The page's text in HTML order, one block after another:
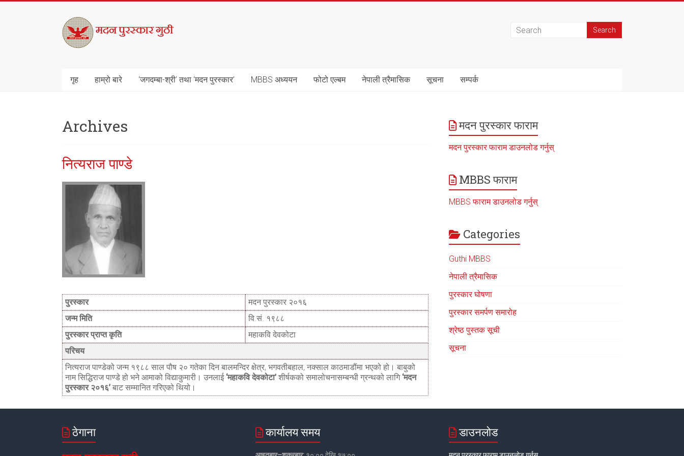
मदन
पुरस्कार
गुठी
गृह हाम्रो बारे ‘जगदम्बा-श्री’ तथा ‘मदन पुरस्कार’ MBBS अध्ययन फोटो एल्बम नेपाली त्रैमासिक सूचना सम्पर्क
Archives
नित्यराज पाण्डे
पुरस्कार
मदन पुरस्कार २०१६
जन्म मिति
वि.सं. १९८८
पुरस्कार प्राप्त कृति
महाकवि देवकोटा
परिचय
नित्यराज पाण्डेको जन्म १९८८ साल पौष २० गतेका दिन बालमन्दिर क्षेत्र, भगवतीबहाल, नक्साल काठमाडौंमा भएको हो। बाबुको
नाम सिद्धिराज पाण्डे हो भने आमाको विद्याकुमारी। उनलाई‘महाकवि देवकोटा’ शीर्षकको समालोचनासम्बन्धी ग्रन्थको लागि‘मदन
पुरस्कार २०१६’ बाट सम्मानित गरिएको थियो।
मदन पुरस्कार फाराम
मदन पुरस्कार फाराम डाउनलोड गर्नुस्
MBBS फाराम
MBBS फाराम डाउनलोड गर्नुस्
Categories
Guthi MBBS
नेपाली त्रैमासिक
पुरस्कार घोषणा
पुरस्कार समर्पण समारोह
श्रेष्ठ पुस्तक सूची
सूचना
ठेगाना कार्यालय समय डाउनलोड